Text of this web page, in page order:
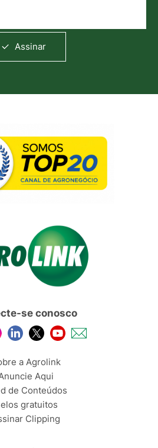
Assinar
se conosco
a Agrolink
Aqui
de Conteúdos
gratuitos
Clipping